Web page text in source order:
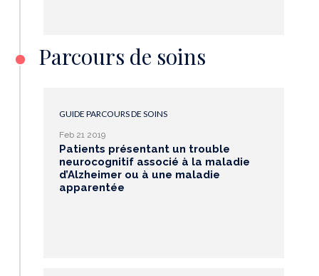
Parcours de soins
GUIDE PARCOURS DE SOINS
Feb 21 2019
Patients présentant un trouble
neurocognitif associé à la maladie
d’Alzheimer ou à une maladie
apparentée